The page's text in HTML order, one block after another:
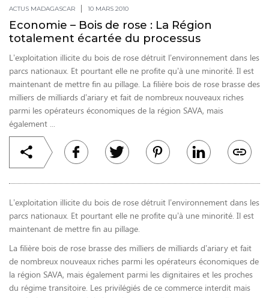
ACTUS MADAGASCAR 10 MARS 2010
Economie – Bois de rose : La Région
totalement écartée du processus
L’exploitation illicite du bois de rose détruit l’environnement dans les
parcs nationaux. Et pourtant elle ne profite qu’à une minorité. Il est
maintenant de mettre fin au pillage. La filière bois de rose brasse des
milliers de milliards d’ariary et fait de nombreux nouveaux riches
parmi les opérateurs économiques de la région SAVA, mais
également ...
L’exploitation illicite du bois de rose détruit l’environnement dans les
parcs nationaux. Et pourtant elle ne profite qu’à une minorité. Il est
maintenant de mettre fin au pillage.
La filière bois de rose brasse des milliers de milliards d’ariary et fait
de nombreux nouveaux riches parmi les opérateurs économiques de
la région SAVA, mais également parmi les dignitaires et les proches
du régime transitoire. Les privilégiés de ce commerce interdit mais